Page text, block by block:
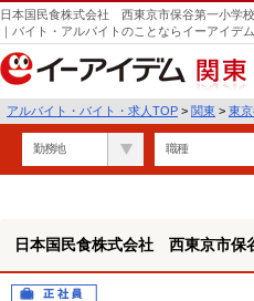
日本国民食株式会社 西東京市保谷第一小学
｜バイト・アルバイトのことならイーアイデム
関東
アルバイト・バイト・求人TOP > 関東 > 東
勤務地 職種
日本国民食株式会社 西東京市保